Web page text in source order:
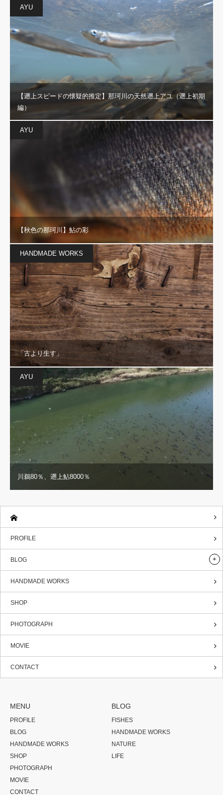
AYU
【遡上スピードの懐疑的推定】那珂川の天然遡上アユ（遡上初期
編）
AYU
【秋色の那珂川】鮎の彩
HANDMADE WORKS
「古より生す」
AYU
川鵜80％、遡上鮎8000％
PROFILE
BLOG
HANDMADE WORKS
SHOP
PHOTOGRAPH
MOVIE
CONTACT
MENU
PROFILE
BLOG
HANDMADE WORKS
SHOP
PHOTOGRAPH
MOVIE
CONTACT
BLOG
FISHES
HANDMADE WORKS
NATURE
LIFE